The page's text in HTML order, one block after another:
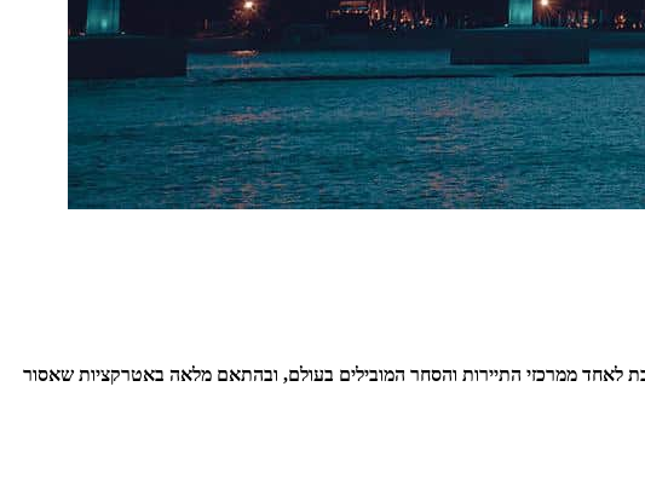
ממרכזי התיירות והסחר המובילים בעולם, ובהתאם מלאה באטרקציות שאסור